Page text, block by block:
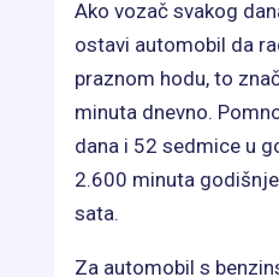
Ako vozač svakog
ostavi automobil da
praznom hodu, to
minuta dnevno.
dana i 52 sedmice u
2.600 minuta
sata.
Za automobil s